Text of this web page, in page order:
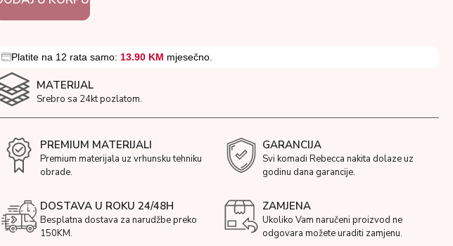
Platite na 12 rata samo: 13.90 KM mjesečno.
MATERIJAL
Srebro sa 24kt pozlatom.
PREMIUM MATERIJALI
Premium materijala uz vrhunsku tehniku
obrade.
GARANCIJA
Svi komadi Rebecca nakita dolaze uz
godinu dana garancije.
DOSTAVA U ROKU 24/48H
Besplatna dostava za narudžbe preko
150KM.
ZAMJENA
Ukoliko Vam naručeni proizvod ne
odgovara možete uraditi zamjenu.